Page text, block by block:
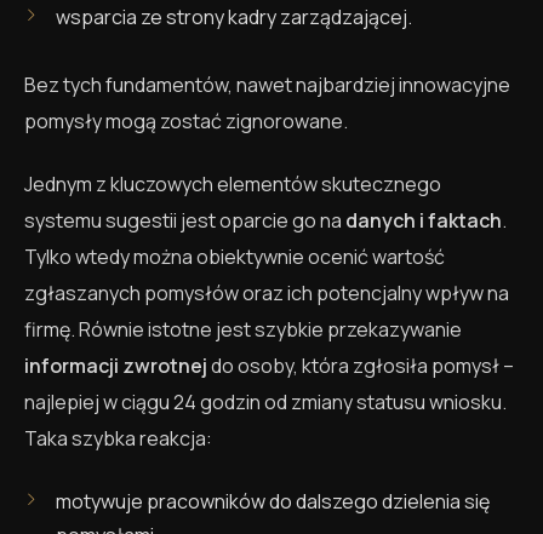
wsparcia ze strony kadry zarządzającej.
Bez tych fundamentów, nawet najbardziej innowacyjne
pomysły mogą zostać zignorowane.
Jednym z kluczowych elementów skutecznego
systemu sugestii jest oparcie go na danych i faktach.
Tylko wtedy można obiektywnie ocenić wartość
zgłaszanych pomysłów oraz ich potencjalny wpływ na
firmę. Równie istotne jest szybkie przekazywanie
informacji zwrotnejdo osoby, która zgłosiła pomysł –
najlepiej w ciągu 24 godzin od zmiany statusu wniosku.
Taka szybka reakcja:
motywuje pracowników do dalszego dzielenia się